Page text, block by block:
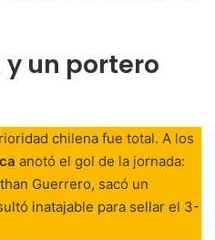
un portero
chilena fue total. A los
anotó el gol de la jornada:
Guerrero, sacó un
inatajable para sellar el 3-